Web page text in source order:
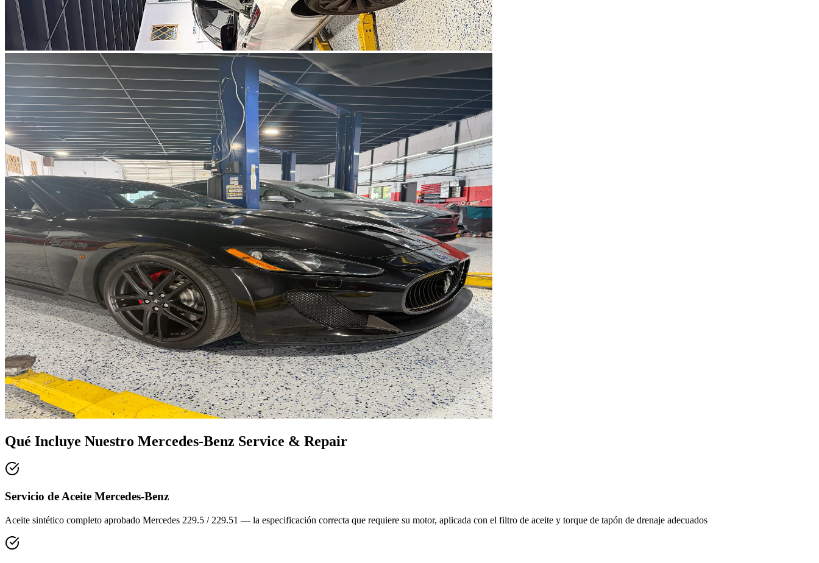
Qué Incluye Nuestro Mercedes-Benz Service & Repair
Servicio de Aceite Mercedes-Benz
Aceite sintético completo aprobado Mercedes 229.5 / 229.51 — la especificación correcta que requiere su motor, aplicada con el filtro de aceite y torque de tapón de drenaje adecuados